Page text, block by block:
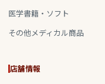
医学書籍・ソフト
その他メディカル商品
店舗情報